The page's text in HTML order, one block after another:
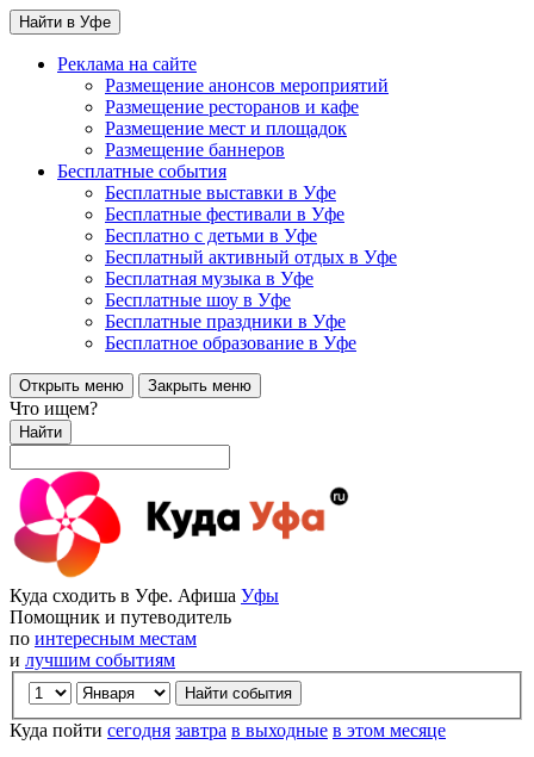
Найти в Уфе
Реклама на сайте
Размещение анонсов мероприятий
Размещение ресторанов и кафе
Размещение мест и площадок
Размещение баннеров
Бесплатные события
Бесплатные выставки в Уфе
Бесплатные фестивали в Уфе
Бесплатно с детьми в Уфе
Бесплатный активный отдых в Уфе
Бесплатная музыка в Уфе
Бесплатные шоу в Уфе
Бесплатные праздники в Уфе
Бесплатное образование в Уфе
Открыть меню Закрыть меню
Что ищем?
Найти
Куда сходить в Уфе. Афиша Уфы
Помощник и путеводитель
по интересным местам
и лучшим событиям
Куда пойти сегодня завтра в выходные в этом месяце